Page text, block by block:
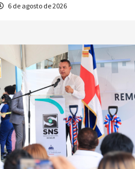
6 de agosto de 2026